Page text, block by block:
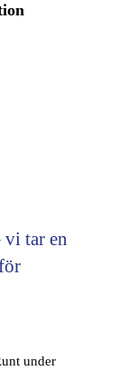
vi tar en
under